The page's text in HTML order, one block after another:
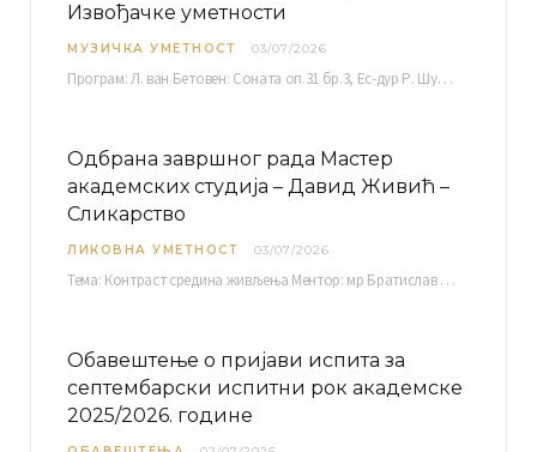
Извођачке уметности
МУЗИЧКА УМЕТНОСТ 03/07/2026
Програм: Л. ван Бетовен: Соната оп.31 бр.3, Ес-дур Р. Шуман: Бечки карневал оп.26 К. Дебиси:…
Одбрана завршног рада Мастер
академских студија – Давид Живић –
Сликарство
ЛИКОВНА УМЕТНОСТ 03/07/2026
Тема: Контраст средина живљења Ментор: мр Братислав Башић, редовни професор Среда, 08.07.2026. у…
Обавештење о пријави испита за
септембарски испитни рок академске
2025/2026. године